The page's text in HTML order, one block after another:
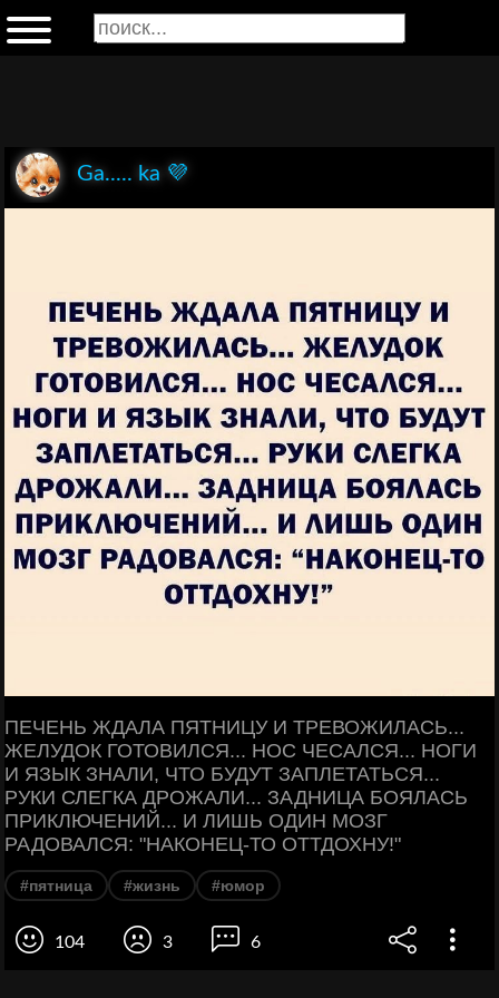
Ga..... ka 💜
ПЕЧЕНЬ ЖДАЛА ПЯТНИЦУ И ТРЕВОЖИЛАСЬ...
ЖЕЛУДОК ГОТОВИЛСЯ... НОС ЧЕСАЛСЯ... НОГИ
И ЯЗЫК ЗНАЛИ, ЧТО БУДУТ ЗАПЛЕТАТЬСЯ...
РУКИ СЛЕГКА ДРОЖАЛИ... ЗАДНИЦА БОЯЛАСЬ
ПРИКЛЮЧЕНИЙ... И ЛИШЬ ОДИН МОЗГ
РАДОВАЛСЯ: "НАКОНЕЦ-ТО ОТТДОХНУ!"
#пятница #жизнь #юмор
104 3 6